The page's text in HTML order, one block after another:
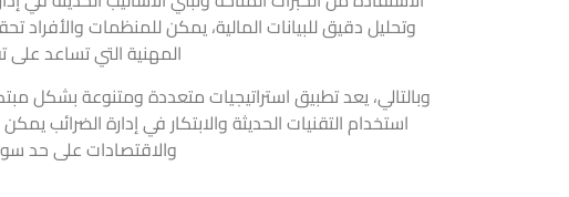
وتحليل دقيق للبيانات المالية، يمكن للمنظمات
المهنية التي تساعد على
وبالتالي، يعد تطبيق استراتيجيات متعددة ومتنوعة بشكل
استخدام التقنيات الحديثة والابتكار في إدارة
والاقتصادات على حد